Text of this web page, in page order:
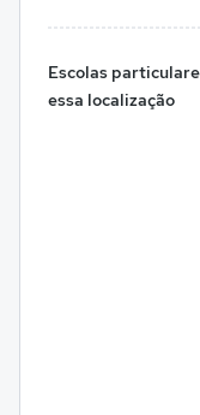
Escolas
essa localização